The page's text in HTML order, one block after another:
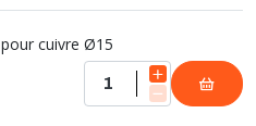
cuivre Ø15